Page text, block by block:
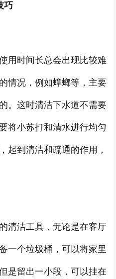
巧
用时间长总会出现比较难
情况，例如蟑螂等，主要
。这时清洁下水道不需要
将小苏打和清水进行均匀
起到清洁和疏通的作用，
清洁工具，无论是在客厅
一个垃圾桶，可以将家里
是留出一小段，可以挂在